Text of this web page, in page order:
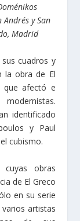
y San
Madrid
cuadros y
la obra de El
que afectó e
identificado
y Paul
cubismo.
obras
de El Greco
en su serie
artistas